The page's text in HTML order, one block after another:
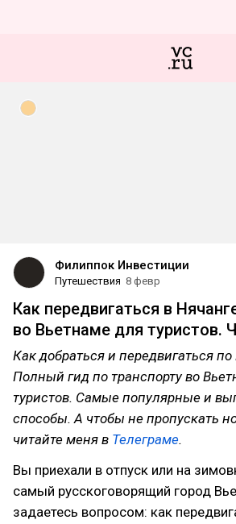
Филиппок Инвестиции
Путешествия 8 февр
Как передвигаться в
во Вьетнаме для туристов.
Как добраться и передвигаться по
Полный гид по транспорту во
туристов. Самые популярные и
способы. А чтобы не пропускать
читайте меня в Телеграме.
Вы приехали в отпуск или на
самый русскоговорящий город
задаетесь вопросом: как